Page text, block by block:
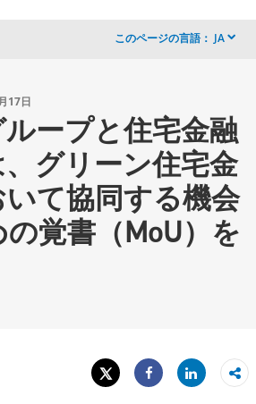
このページの言語： JA dropdown
17日
ープと住宅金融
グリーン住宅金
て協同する機会
覚書（MoU）を
Tweet
Share
Share